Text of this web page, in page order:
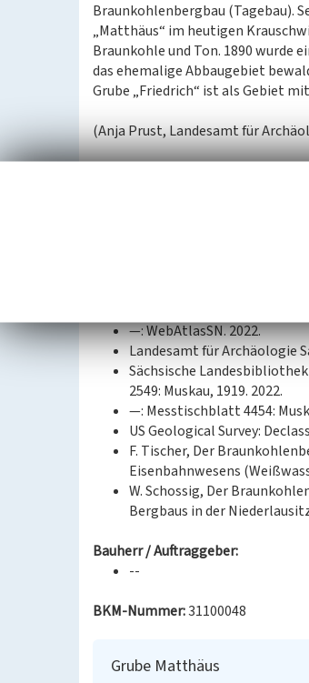
Braunkohlenbergbau (Tagebau).
„Matthäus“ im heutigen
Braunkohle und Ton. 1890 wurde
das ehemalige Abbaugebiet
Grube „Friedrich“ ist als Gebiet
(Anja Prust, Landesamt für
GeoSN, dl-de/by-2-0.: DGM1
—: Historische Karten
—: Historische Karten
—: WebAtlasSN. 2022.
Landesamt für Archäologie
Sächsische
2549: Muskau, 1919. 2022.
—: Messtischblatt 4454:
US Geological Survey:
F. Tischer, Der
Eisenbahnwesens
W. Schossig, Der
Bergbaus in der
Bauherr / Auftraggeber:
--
BKM-Nummer:31100048
Grube Matthäus